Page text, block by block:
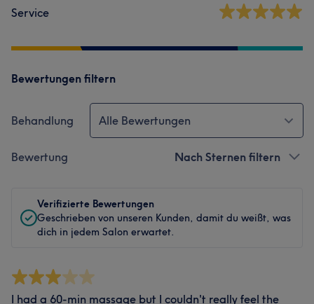
Service
Bewertungen filtern
Behandlung Alle Bewertungen
Bewertung Nach Sternen filtern
Verifizierte Bewertungen
Geschrieben von unseren Kunden, damit du weißt, was
dich in jedem Salon erwartet.
I had a 60-min massage but I couldn't really feel the